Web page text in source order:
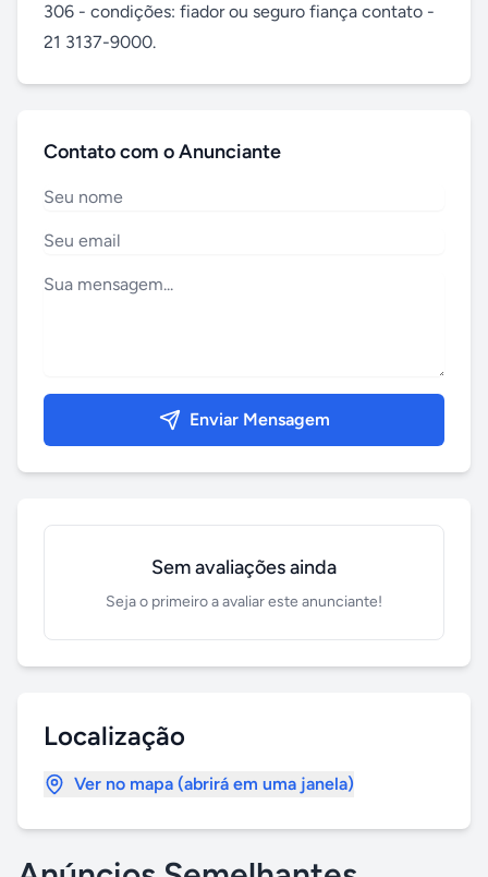
306 - condições: fiador ou seguro fiança contato -
21 3137-9000.
Contato com o Anunciante
Enviar Mensagem
Sem avaliações ainda
Seja o primeiro a avaliar este anunciante!
Localização
Ver no mapa (abrirá em uma janela)